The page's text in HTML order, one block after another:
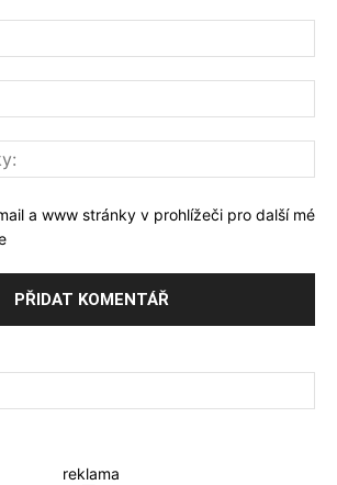
a www stránky v prohlížeči pro další mé
reklama